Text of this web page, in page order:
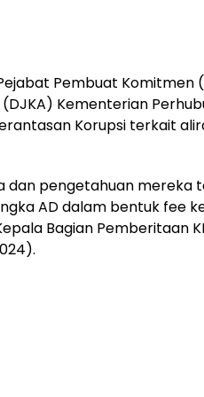
Pembuat Komitmen
Kementerian
Korupsi terkait
dan pengetahuan mereka
AD dalam bentuk fee
Bagian Pemberitaan